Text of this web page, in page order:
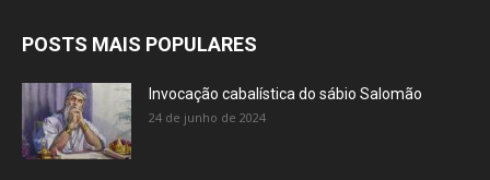
POSTS MAIS POPULARES
Invocação cabalística do sábio Salomão
24 de junho de 2024